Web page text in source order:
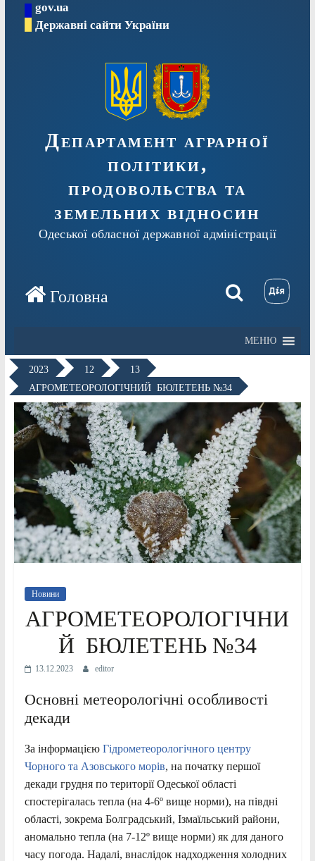
Перейтиgov.ua
Державні сайти України
Департамент аграрної
політики,
продовольства та
земельних відносин
Одеської обласної державної адміністрації
МЕНЮ
2023 12
13
АГРОМЕТЕОРОЛОГІЧНИЙ БЮЛЕТЕНЬ №34
Новини
АГРОМЕТЕОРОЛОГІЧНИ
Й БЮЛЕТЕНЬ №34
13.12.2023 editor
Основні метеорологічні особливості
декади
За інформацією Гідрометеорологічного центру
Чорного та Азовського морів, на початку першої
декади грудня по території Одеської області
спостерігалась тепла (на 4-6º вище норми), на півдні
області, зокрема Болградський, Ізмаїльський райони,
аномально тепла (на 7-12º вище норми) як для даного
часу погода. Надалі, внаслідок надходження холодних